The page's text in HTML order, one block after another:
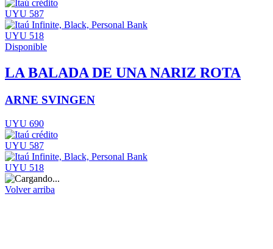
UYU 587
UYU 518
Disponible
LA BALADA DE UNA NARIZ ROTA
ARNE SVINGEN
UYU 690
UYU 587
UYU 518
Volver arriba